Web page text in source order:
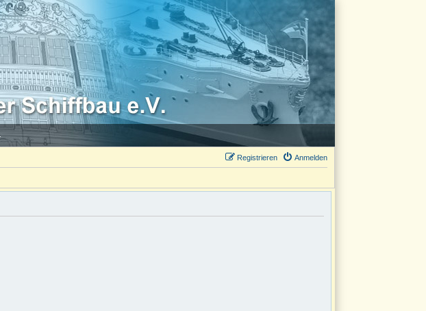
Anmelden
Registrieren